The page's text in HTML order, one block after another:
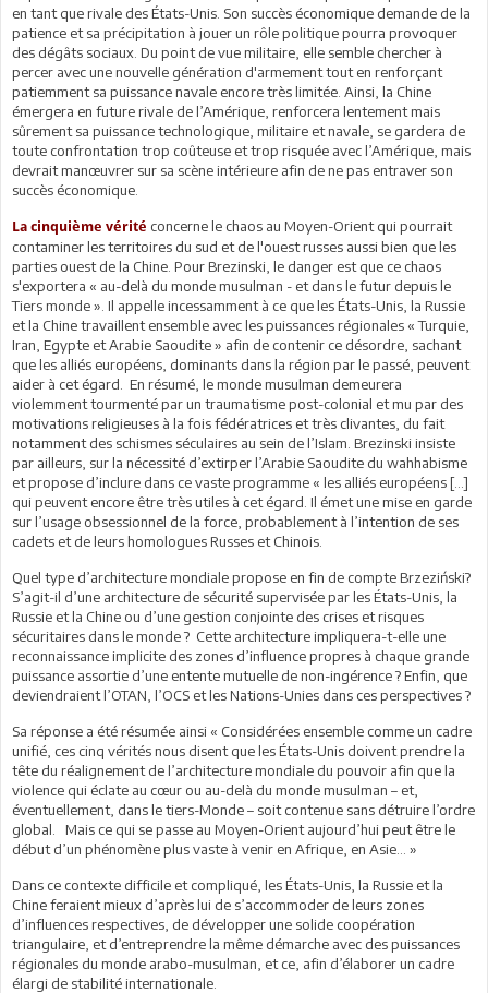
en tant que rivale des États-Unis. Son succès économique demande de la
patience et sa précipitation à jouer un rôle politique pourra provoquer
des dégâts sociaux. Du point de vue militaire, elle semble chercher à
percer avec une nouvelle génération d'armement tout en renforçant
patiemment sa puissance navale encore très limitée. Ainsi, la Chine
émergera en future rivale de l’Amérique, renforcera lentement mais
sûrement sa puissance technologique, militaire et navale, se gardera de
toute confrontation trop coûteuse et trop risquée avec l’Amérique, mais
devrait manœuvrer sur sa scène intérieure afin de ne pas entraver son
succès économique.
La cinquième vérité concerne le chaos au Moyen-Orient qui pourrait
contaminer les territoires du sud et de l'ouest russes aussi bien que les
parties ouest de la Chine. Pour Brezinski, le danger est que ce chaos
s'exportera « au-delà du monde musulman - et dans le futur depuis le
Tiers monde ». Il appelle incessamment à ce que les États-Unis, la Russie
et la Chine travaillent ensemble avec les puissances régionales « Turquie,
Iran, Egypte et Arabie Saoudite » afin de contenir ce désordre, sachant
que les alliés européens, dominants dans la région par le passé, peuvent
aider à cet égard. En résumé, le monde musulman demeurera
violemment tourmenté par un traumatisme post-colonial et mu par des
motivations religieuses à la fois fédératrices et très clivantes, du fait
notamment des schismes séculaires au sein de l’Islam. Brezinski insiste
par ailleurs, sur la nécessité d’extirper l’Arabie Saoudite du wahhabisme
et propose d’inclure dans ce vaste programme « les alliés européens […]
qui peuvent encore être très utiles à cet égard. Il émet une mise en garde
sur l’usage obsessionnel de la force, probablement à l’intention de ses
cadets et de leurs homologues Russes et Chinois.
Quel type d’architecture mondiale propose en fin de compte Brzeziński?
S’agit-il d’une architecture de sécurité supervisée par les États-Unis, la
Russie et la Chine ou d’une gestion conjointe des crises et risques
sécuritaires dans le monde ? Cette architecture impliquera-t-elle une
reconnaissance implicite des zones d’influence propres à chaque grande
puissance assortie d’une entente mutuelle de non-ingérence ? Enfin, que
deviendraient l’OTAN, l’OCS et les Nations-Unies dans ces perspectives ?
Sa réponse a été résumée ainsi « Considérées ensemble comme un cadre
unifié, ces cinq vérités nous disent que les États-Unis doivent prendre la
tête du réalignement de l’architecture mondiale du pouvoir afin que la
violence qui éclate au cœur ou au-delà du monde musulman – et,
éventuellement, dans le tiers-Monde – soit contenue sans détruire l’ordre
global. Mais ce qui se passe au Moyen-Orient aujourd’hui peut être le
début d’un phénomène plus vaste à venir en Afrique, en Asie… »
Dans ce contexte difficile et compliqué, les États-Unis, la Russie et la
Chine feraient mieux d’après lui de s’accommoder de leurs zones
d’influences respectives, de développer une solide coopération
triangulaire, et d’entreprendre la même démarche avec des puissances
régionales du monde arabo-musulman, et ce, afin d’élaborer un cadre
élargi de stabilité internationale.